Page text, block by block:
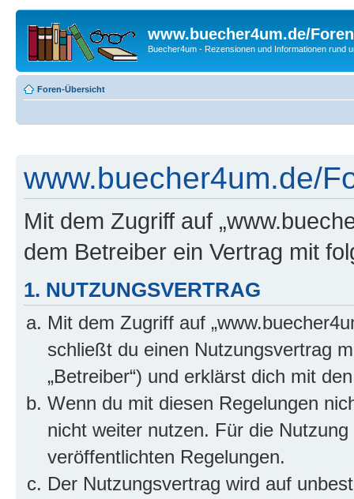
www.buecher4um.de/Foren
Buecher4um - Rezensionen und Informationen rund
Foren-Übersicht
www.buecher4um.de/
Mit dem Zugriff auf
dem Betreiber ein Vertrag mit
1. NUTZUNGSVERTRAG
Mit dem Zugriff auf
schließt du einen Nutzungsvertrag
„Betreiber“) und erklärst dich mit
Wenn du mit diesen Regelungen
nicht weiter nutzen. Für die
veröffentlichten Regelungen.
Der Nutzungsvertrag wird auf